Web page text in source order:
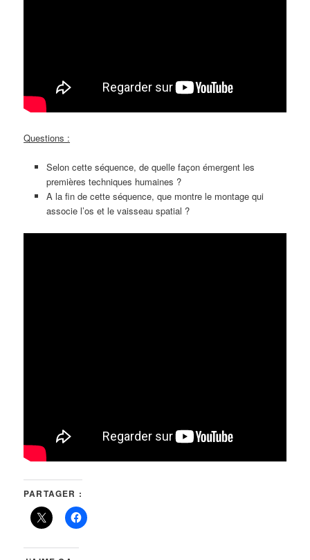
Questions :
Selon cette séquence, de quelle façon émergent les
premières techniques humaines ?
A la fin de cette séquence, que montre le montage qui
associe l’os et le vaisseau spatial ?
PARTAGER :